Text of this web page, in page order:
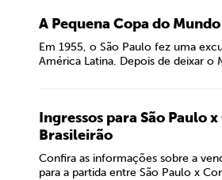
A Pequena Copa do
Em 1955, o São Paulo fez uma
América Latina. Depois de deixar o
Ingressos para São Paulo
Brasileirão
Confira as informações sobre a
para a partida entre São Paulo x